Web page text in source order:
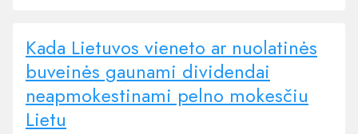
Kada Lietuvos vieneto ar nuolatinės
buveinės gaunami dividendai
neapmokestinami pelno mokesčiu
Lietu